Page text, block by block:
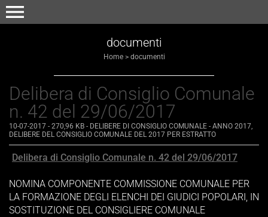
menu
documenti
Home> documenti
Delibera di Consiglio Comunale
n. 42 del 29/06/2017
10-07-2017 - 270,96 KB - DELIBERE DI CONSIGLIO COMUNALE - ANNO 2017,
DELIBERE DEL CONSIGLIO COMUNALE DEL 2017 PER ESTRATTO
Delibera di Consiglio Comunale n. 42 del 29/06/2017
NOMINA COMPONENTE COMMISSIONE COMUNALE PER
LA FORMAZIONE DEGLI ELENCHI DEI GIUDICI POPOLARI, IN
SOSTITUZIONE DEL CONSIGLIERE COMUNALE